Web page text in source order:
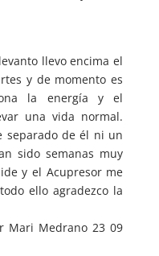
llevo encima el
y de momento es
la energía y el
una vida normal.
separado de él ni un
sido semanas muy
y el Acupresor me
ello agradezco la
Mari Medrano 23 09